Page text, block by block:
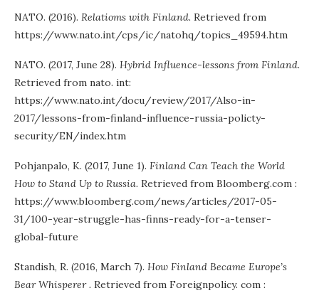
NATO. (2016). Relatioms with Finland. Retrieved from
https://www.nato.int/cps/ic/natohq/topics_49594.htm
NATO. (2017, June 28). Hybrid Influence-lessons from Finland.
Retrieved from nato. int:
https://www.nato.int/docu/review/2017/Also-in-
2017/lessons-from-finland-influence-russia-policty-
security/EN/index.htm
Pohjanpalo, K. (2017, June 1). Finland Can Teach the World
How to Stand Up to Russia. Retrieved from Bloomberg.com :
https://www.bloomberg.com/news/articles/2017-05-
31/100-year-struggle-has-finns-ready-for-a-tenser-
global-future
Standish, R. (2016, March 7). How Finland Became Europe’s
Bear Whisperer . Retrieved from Foreignpolicy. com :